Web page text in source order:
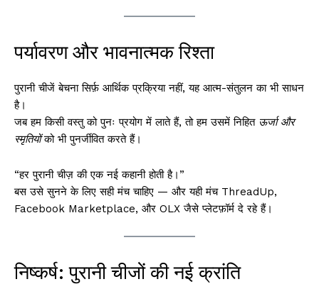
पर्यावरण और भावनात्मक रिश्ता
पुरानी चीजें बेचना सिर्फ़ आर्थिक प्रक्रिया नहीं, यह आत्म-संतुलन का भी साधन
है।
जब हम किसी वस्तु को पुनः प्रयोग में लाते हैं, तो हम उसमें निहित ऊर्जा और
स्मृतियोंको भी पुनर्जीवित करते हैं।
“हर पुरानी चीज़ की एक नई कहानी होती है।”
बस उसे सुनने के लिए सही मंच चाहिए — और यही मंच ThreadUp,
Facebook Marketplace, और OLX जैसे प्लेटफ़ॉर्म दे रहे हैं।
निष्कर्ष: पुरानी चीजों की नई क्रांति